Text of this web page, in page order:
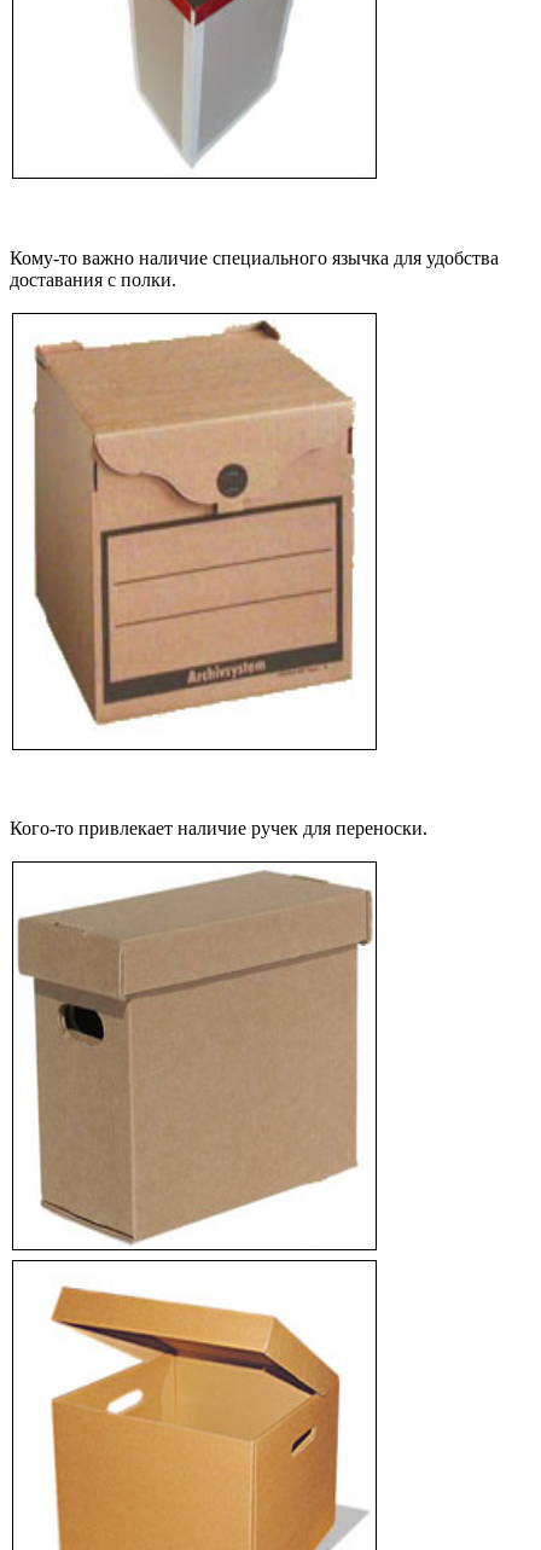
Кому-то важно наличие специального язычка для удобства
доставания с полки.
Кого-то привлекает наличие ручек для переноски.